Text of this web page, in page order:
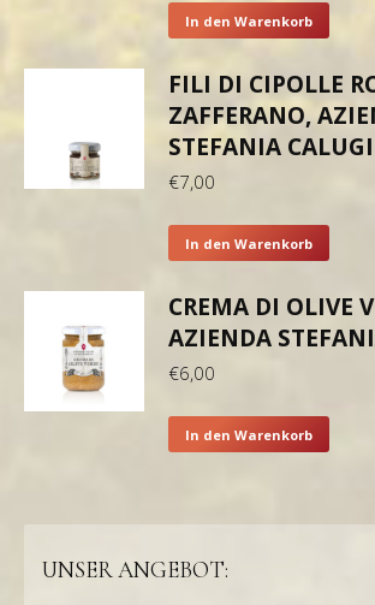
In den Warenkorb
FILI DI CIPOLLE
ZAFFERANO,
STEFANIA CALUGI
€7,00
In den Warenkorb
CREMA DI OLIVE
AZIENDA
€6,00
In den Warenkorb
UNSER ANGEBOT: